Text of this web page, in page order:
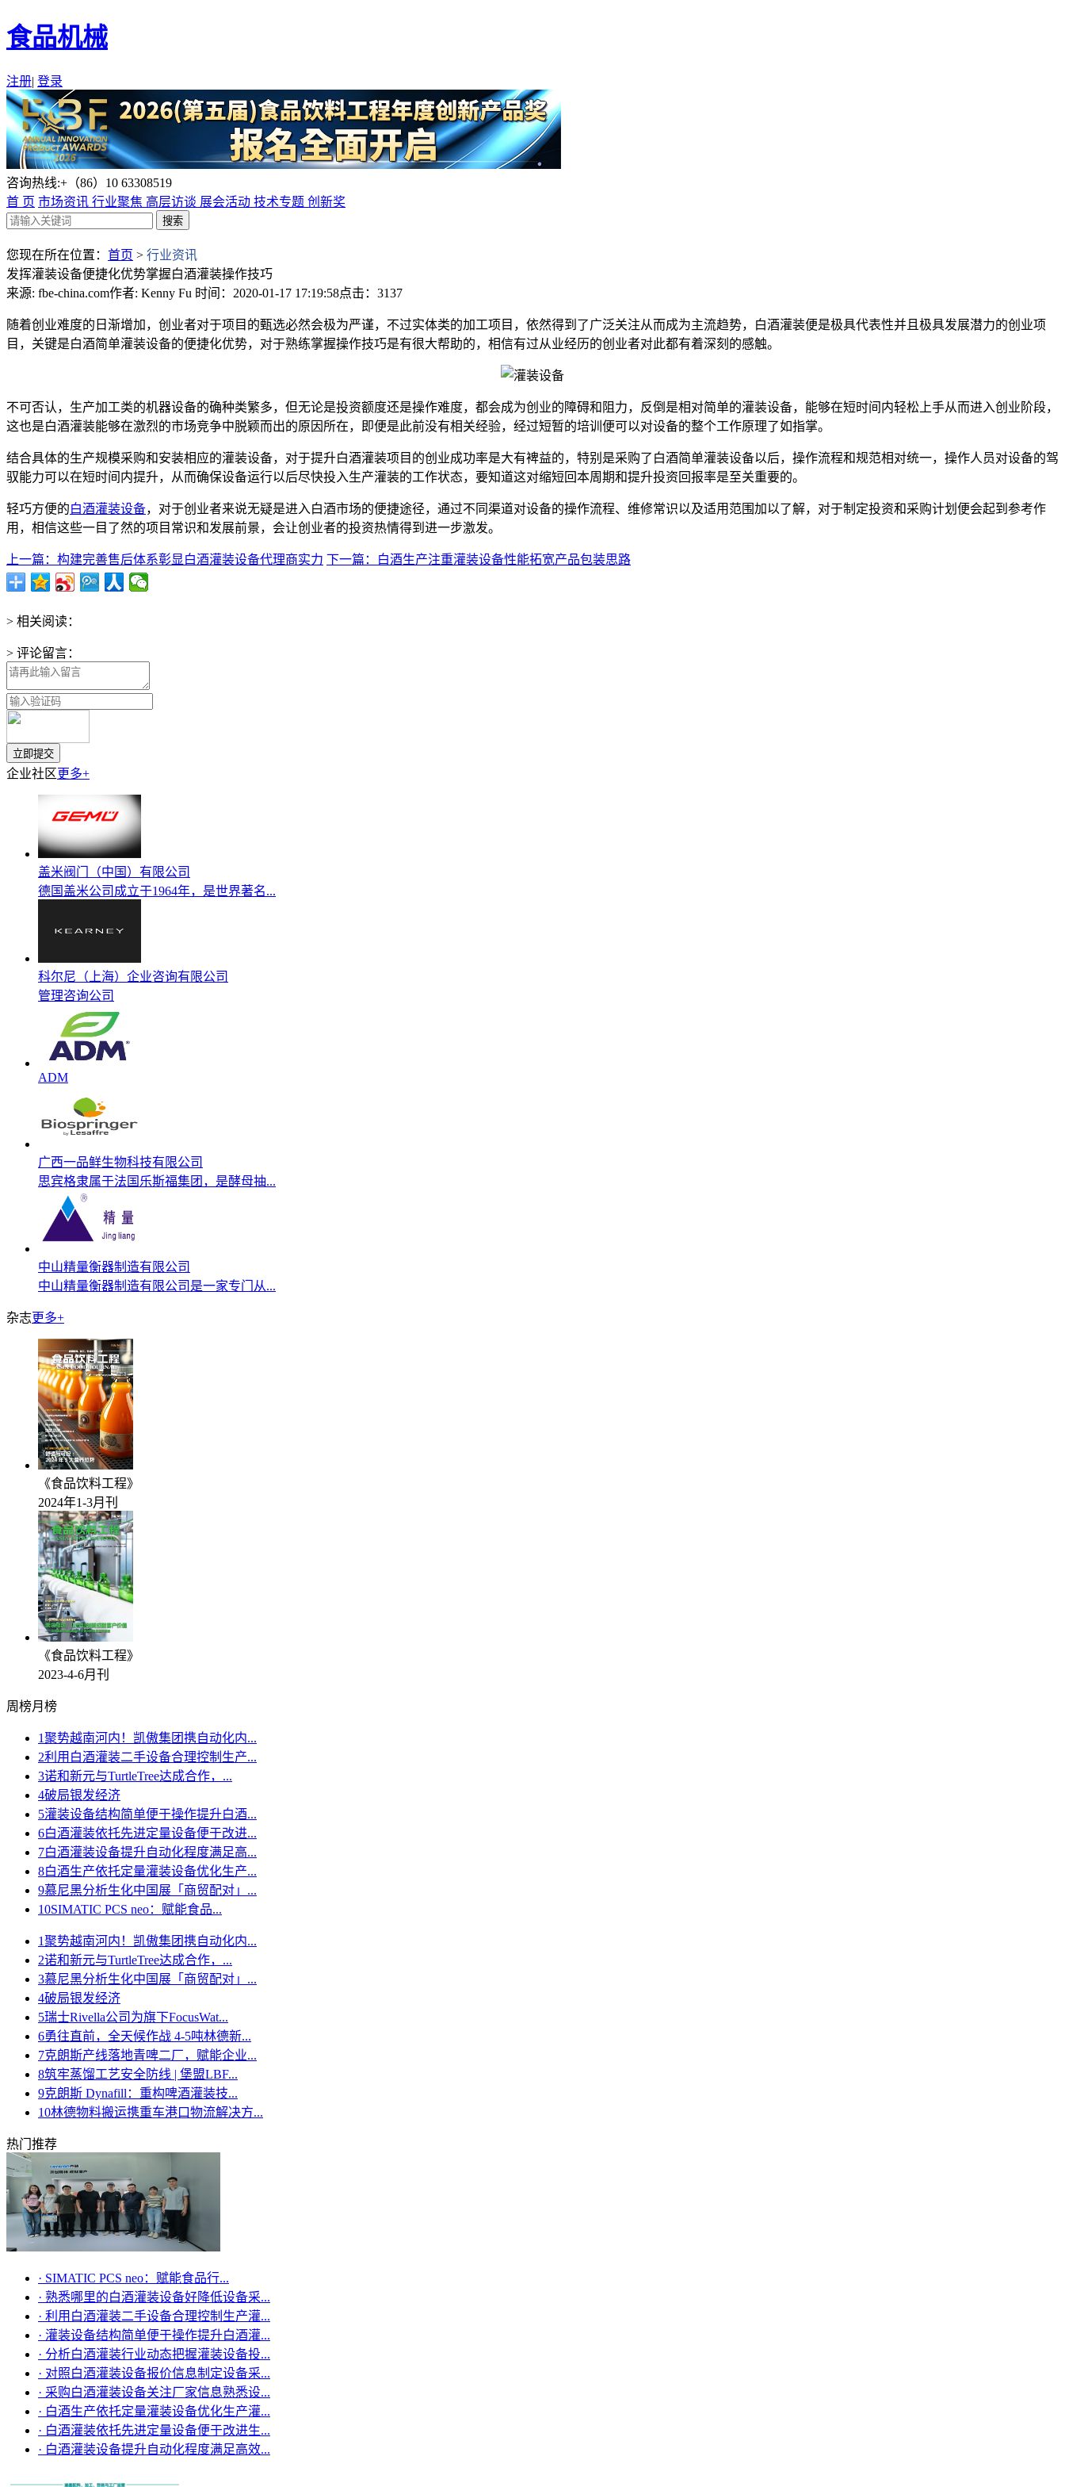
食品机械
注册| 登录
咨询热线:+（86）10 63308519
首 页 市场资讯 行业聚焦 高层访谈 展会活动 技术专题 创新奖
您现在所在位置： 首页 > 行业资讯
发挥灌装设备便捷化优势掌握白酒灌装操作技巧
来源: fbe-china.com作者: Kenny Fu 时间：2020-01-17 17:19:58点击：3137
随着创业难度的日渐增加，创业者对于项目的甄选必然会极为严谨，不过实体类的加工项目，依然得到了广泛关注从而成为主流趋势，白酒灌装便是极具代表性并且极具发展潜力的创业项
目，关键是白酒简单灌装设备的便捷化优势，对于熟练掌握操作技巧是有很大帮助的，相信有过从业经历的创业者对此都有着深刻的感触。
不可否认，生产加工类的机器设备的确种类繁多，但无论是投资额度还是操作难度，都会成为创业的障碍和阻力，反倒是相对简单的灌装设备，能够在短时间内轻松上手从而进入创业阶段，
这也是白酒灌装能够在激烈的市场竞争中脱颖而出的原因所在，即便是此前没有相关经验，经过短暂的培训便可以对设备的整个工作原理了如指掌。
结合具体的生产规模采购和安装相应的灌装设备，对于提升白酒灌装项目的创业成功率是大有裨益的，特别是采购了白酒简单灌装设备以后，操作流程和规范相对统一，操作人员对设备的驾
驭能力可以在短时间内提升，从而确保设备运行以后尽快投入生产灌装的工作状态，要知道这对缩短回本周期和提升投资回报率是至关重要的。
轻巧方便的白酒灌装设备，对于创业者来说无疑是进入白酒市场的便捷途径，通过不同渠道对设备的操作流程、维修常识以及适用范围加以了解，对于制定投资和采购计划便会起到参考作
用，相信这些一目了然的项目常识和发展前景，会让创业者的投资热情得到进一步激发。
上一篇：构建完善售后体系彰显白酒灌装设备代理商实力 下一篇：白酒生产注重灌装设备性能拓宽产品包装思路
> 相关阅读：
> 评论留言：
企业社区更多+
盖米阀门（中国）有限公司
德国盖米公司成立于1964年，是世界著名...
科尔尼（上海）企业咨询有限公司
管理咨询公司
ADM
广西一品鲜生物科技有限公司
思宾格隶属于法国乐斯福集团，是酵母抽...
中山精量衡器制造有限公司
中山精量衡器制造有限公司是一家专门从...
杂志更多+
《食品饮料工程》
2024年1-3月刊
《食品饮料工程》
2023-4-6月刊
周榜月榜
1聚势越南河内！凯傲集团携自动化内...
2利用白酒灌装二手设备合理控制生产...
3诺和新元与TurtleTree达成合作，...
4破局银发经济
5灌装设备结构简单便于操作提升白酒...
6白酒灌装依托先进定量设备便于改进...
7白酒灌装设备提升自动化程度满足高...
8白酒生产依托定量灌装设备优化生产...
9慕尼黑分析生化中国展「商贸配对」...
10SIMATIC PCS neo：赋能食品...
1聚势越南河内！凯傲集团携自动化内...
2诺和新元与TurtleTree达成合作，...
3慕尼黑分析生化中国展「商贸配对」...
4破局银发经济
5瑞士Rivella公司为旗下FocusWat...
6勇往直前，全天候作战 4-5吨林德新...
7克朗斯产线落地青啤二厂，赋能企业...
8筑牢蒸馏工艺安全防线 | 堡盟LBF...
9克朗斯 Dynafill：重构啤酒灌装技...
10林德物料搬运携重车港口物流解决方...
热门推荐
· SIMATIC PCS neo：赋能食品行...
· 熟悉哪里的白酒灌装设备好降低设备采...
· 利用白酒灌装二手设备合理控制生产灌...
· 灌装设备结构简单便于操作提升白酒灌...
· 分析白酒灌装行业动态把握灌装设备投...
· 对照白酒灌装设备报价信息制定设备采...
· 采购白酒灌装设备关注厂家信息熟悉设...
· 白酒生产依托定量灌装设备优化生产灌...
· 白酒灌装依托先进定量设备便于改进生...
· 白酒灌装设备提升自动化程度满足高效...